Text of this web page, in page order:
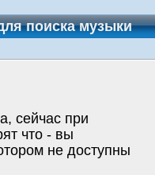
поиска музыки
сейчас при
что - вы
не доступны